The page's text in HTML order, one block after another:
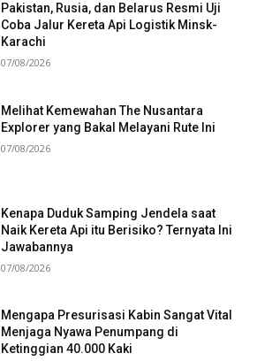
Pakistan, Rusia, dan Belarus Resmi Uji
Coba Jalur Kereta Api Logistik Minsk-
Karachi
07/08/2026
Melihat Kemewahan The Nusantara
Explorer yang Bakal Melayani Rute Ini
07/08/2026
Kenapa Duduk Samping Jendela saat
Naik Kereta Api itu Berisiko? Ternyata Ini
Jawabannya
07/08/2026
Mengapa Presurisasi Kabin Sangat Vital
Menjaga Nyawa Penumpang di
Ketinggian 40.000 Kaki